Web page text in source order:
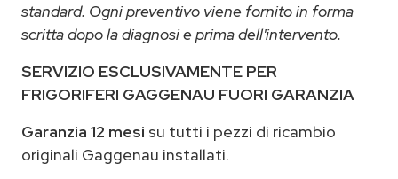
standard. Ogni preventivo viene fornito in forma
scritta dopo la diagnosi e prima dell'intervento.
SERVIZIO ESCLUSIVAMENTE PER
FRIGORIFERI GAGGENAU FUORI GARANZIA
Garanzia 12 mesi su tutti i pezzi di ricambio
originali Gaggenau installati.